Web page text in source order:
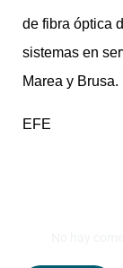
de fibra óptica
sistemas en
Marea y Brusa.
EFE